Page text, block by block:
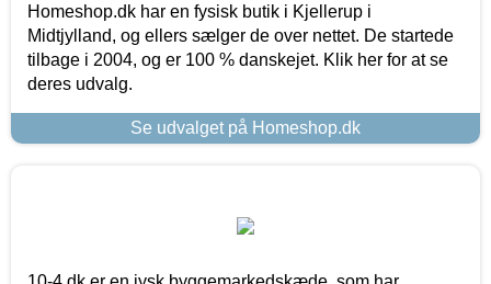
Homeshop.dk har en fysisk butik i Kjellerup i
Midtjylland, og ellers sælger de over nettet. De startede
tilbage i 2004, og er 100 % danskejet. Klik her for at se
deres udvalg.
Se udvalget på Homeshop.dk